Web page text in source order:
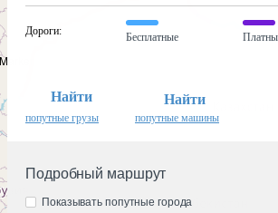
Дороги:
Бесплатные
Найти
попутные грузы
Найти
попутные машины
Подробный маршрут
Показывать попутные города